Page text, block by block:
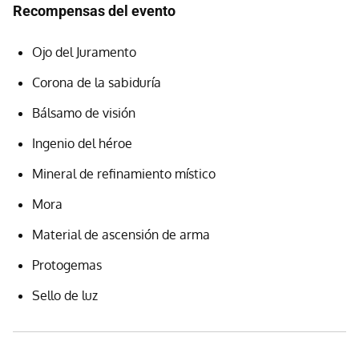
Recompensas del evento
Ojo del Juramento
Corona de la sabiduría
Bálsamo de visión
Ingenio del héroe
Mineral de refinamiento místico
Mora
Material de ascensión de arma
Protogemas
Sello de luz